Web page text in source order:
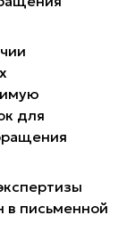
для
в письменной